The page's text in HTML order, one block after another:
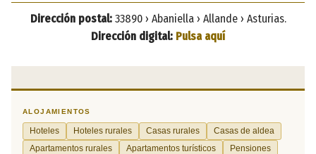
Dirección postal:33890 › Abaniella › Allande › Asturias.
Dirección digital: Pulsa aquí